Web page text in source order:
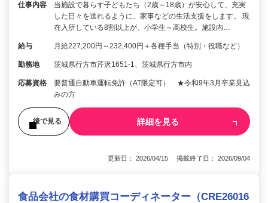
仕事内容
当施設で暮らす子どもたち（2歳～18歳）が安心して、充実
した日々を送れるように、家事などの生活支援をします。 現
在入所している8割以上が、小学生～高校生。施設内…
給与 月給227,200円～232,400円＋各種手当（特別・役職など）
勤務地 茨城県行方市芹沢1651-1、茨城県行方市内
応募資格
要普通自動車運転免許（AT限定可） ★令和9年3月卒業見込
みの方
後で見る 詳細を見る
更新日： 2026/04/15 掲載終了日： 2026/09/04
食品会社の食材購買コーディネーター（CRE26016